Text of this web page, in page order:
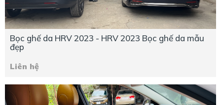
Bọc ghế da HRV 2023 - HRV 2023 Bọc ghế da mẫu
đẹp
Liên hệ